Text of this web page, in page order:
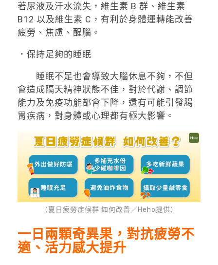
著尿液及汗水流失，維生素 B 群、維生素
B12 以及維生素 C，有利於身體運轉能改善
疲勞、焦慮、醒腦。
． 保持足夠的睡眠
睡眠不足也會導致大腦休息不夠，不但
會造成隔天精神狀態不佳，對於代謝、調節
能力及免疫功能都會下降，還有可能引發腸
胃疾病，對身體或心理都有極大影響。
（夏日疲勞症候群 如何改善／Heho提供）
一日兩顆奇異果，對抗疲勞不
適、活力感大提升